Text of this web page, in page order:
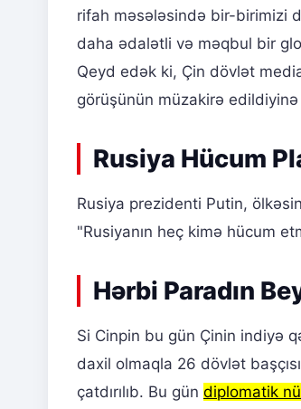
rifah məsələsində bir-birimizi
daha ədalətli və məqbul bir
Qeyd edək ki, Çin dövlət
görüşünün müzakirə
Rusiya Hücum
Rusiya prezidenti Putin,
"Rusiyanın heç kimə hücum
Hərbi Paradın
Si Cinpin bu gün Çinin indiyə
daxil olmaqla 26 dövlət
çatdırılıb. Bu gün diplomatik